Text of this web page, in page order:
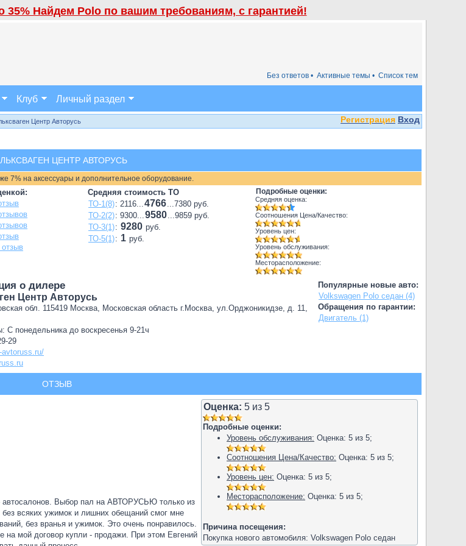
35% Найдем Polo по вашим требованиям, с гарантией!
Список тем
Активные темы •
Без ответов •
Клуб Личный раздел
Регистрация Вход
Центр Авторусь
ЦЕНТР АВТОРУСЬ
7% на аксессуары и дополнительное оборудование.
отзыв
Средняя стоимость ТО
ТО-1(8): 2116...4766...7380 руб.
ТО-2(2): 9300...9580...9859 руб.
ТО-3(1): 9280 руб.
ТО-5(1): 1 руб.
Подробные оценки:
Средняя оценка:
Соотношения Цена/Качество:
Уровень цен:
Уровень обслуживания:
Месторасположение:
Популярные новые авто:
Volkswagen Polo седан (4)
Обращения по гарантии:
Двигатель (1)
о дилере
Центр Авторусь
обл. 115419 Москва, Московская область г.Москва, ул.Орджоникидзе, д. 11,
С понедельника до воскресенья 9-21ч
29
avtoruss.ru/
ОТЗЫВ
Оценка: 5 из 5
Подробные оценки:
Уровень обслуживания: Оценка: 5 из 5;
Соотношения Цена/Качество: Оценка: 5 из 5;
Уровень цен: Оценка: 5 из 5;
Месторасположение: Оценка: 5 из 5;
Причина посещения:
Покупка нового автомобиля: Volkswagen Polo седан
автосалонов. Выбор пал на АВТОРУСЬЮ только из
всяких ужимок и лишних обещаний смог мне
без вранья и ужимок. Это очень понравилось.
на мой договор купли - продажи. При этом Евгений